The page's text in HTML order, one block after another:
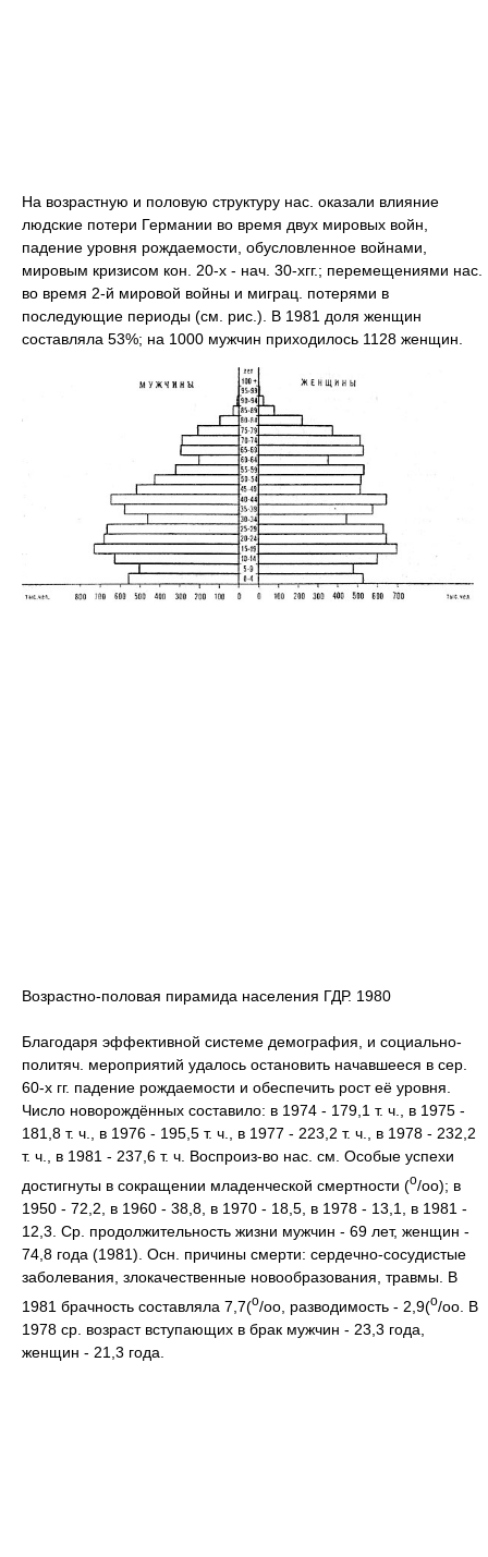
На возрастную и половую структуру нас. оказали влияние
людские потери Германии во время двух мировых войн,
падение уровня рождаемости, обусловленное войнами,
мировым кризисом кон. 20-х - нач. 30-хгг.; перемещениями нас.
во время 2-й мировой войны и миграц. потерями в
последующие периоды (см. рис.). В 1981 доля женщин
составляла 53%; на 1000 мужчин приходилось 1128 женщин.
Возрастно-половая пирамида населения ГДР. 1980
Благодаря эффективной системе демография, и социально-
политяч. мероприятий удалось остановить начавшееся в сер.
60-х гг. падение рождаемости и обеспечить рост её уровня.
Число новорождённых составило: в 1974 - 179,1 т. ч., в 1975 -
181,8 т. ч., в 1976 - 195,5 т. ч., в 1977 - 223,2 т. ч., в 1978 - 232,2
т. ч., в 1981 - 237,6 т. ч. Воспроиз-во нас. см. Особые успехи
достигнуты в сокращении младенческой смертности (o/оо); в
1950 - 72,2, в 1960 - 38,8, в 1970 - 18,5, в 1978 - 13,1, в 1981 -
12,3. Ср. продолжительность жизни мужчин - 69 лет, женщин -
74,8 года (1981). Осн. причины смерти: сердечно-сосудистые
заболевания, злокачественные новообразования, травмы. В
1981 брачность составляла 7,7(o/оо, разводимость - 2,9(o/оо. В
1978 ср. возраст вступающих в брак мужчин - 23,3 года,
женщин - 21,3 года.